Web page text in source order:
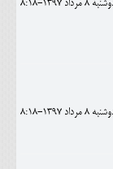
1397-8:18
1397-8:18